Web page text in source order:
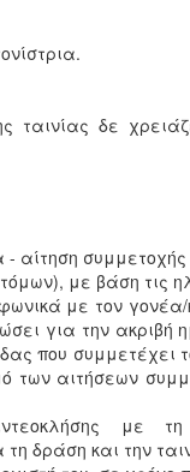
ταινίας δε
συμμετοχής
με βάση τις
με τον
για την ακριβή
που συμμετέχει
των αιτήσεων
με τη
δράση και την